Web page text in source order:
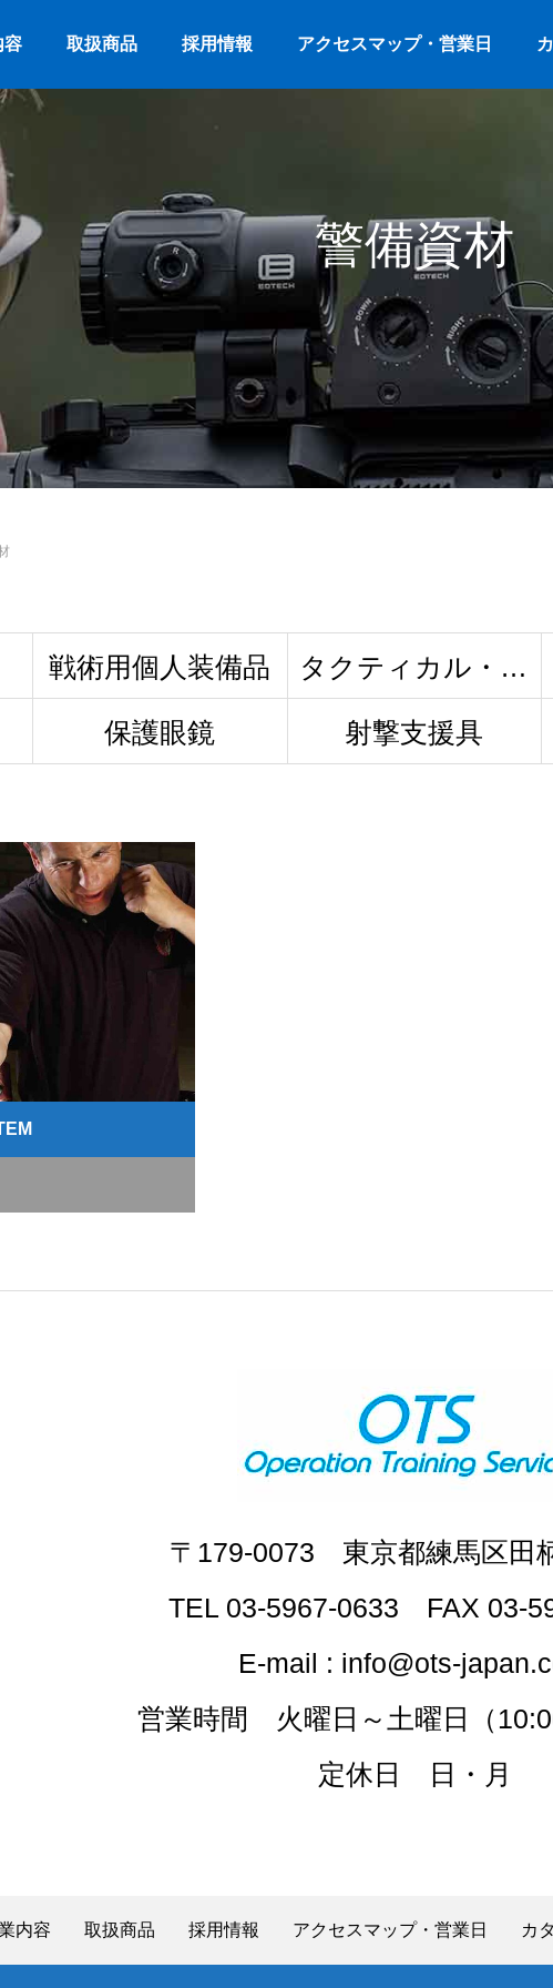
容 取扱商品 採用情報 アクセスマップ・営業日
警備資材
戦術用個人装備品 タクティカル・ウ
ェポン
保護眼鏡 射撃支援具
〒179-0073 東京都練馬区田
TEL 03-5967-0633 FAX 03-
E-mail : info@ots-
営業時間 火曜日～土曜日（
定休日 日・月
内容 取扱商品 採用情報 アクセスマップ・営業日 カ